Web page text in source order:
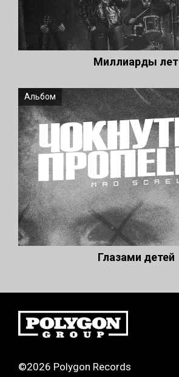
Миллиарды лет
Альбом
Глазами детей
©2026 Polygon Records